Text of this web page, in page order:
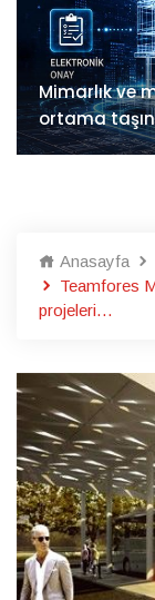
Mimarlık ve
ortama
Anasayfa
Teamfores
projeleri…